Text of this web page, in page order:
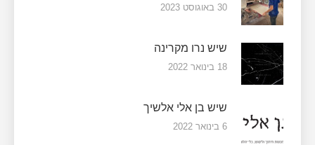
30 באוגוסט 2023
שיש נרו מקרינה
18 בינואר 2022
שיש בן אלי אלשיך
6 בינואר 2022